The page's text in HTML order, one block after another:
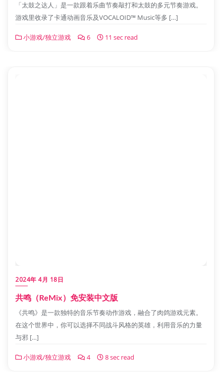
「太鼓之达人」是一款跟着乐曲节奏敲打和太鼓的多元节奏游戏。
游戏里收录了卡通动画音乐及VOCALOID™ Music等多 […]
小游戏/独立游戏 6 11 sec read
2024年 4月 18日
共鸣（ReMix）免安装中文版
《共鸣》是一款独特的音乐节奏动作游戏，融合了肉鸽游戏元素。
在这个世界中，你可以选择不同战斗风格的英雄，利用音乐的力量
与邪 […]
小游戏/独立游戏 4 8 sec read